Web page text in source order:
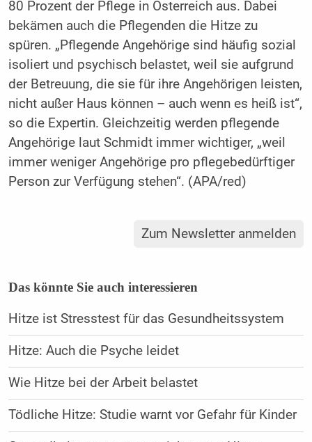
80 Prozent der Pflege in Österreich aus. Dabei
bekämen auch die Pflegenden die Hitze zu
spüren. „Pflegende Angehörige sind häufig sozial
isoliert und psychisch belastet, weil sie aufgrund
der Betreuung, die sie für ihre Angehörigen leisten,
nicht außer Haus können – auch wenn es heiß ist“,
so die Expertin. Gleichzeitig werden pflegende
Angehörige laut Schmidt immer wichtiger, „weil
immer weniger Angehörige pro pflegebedürftiger
Person zur Verfügung stehen“. (APA/red)
Zum Newsletter anmelden
Das könnte Sie auch interessieren
Hitze ist Stresstest für das Gesundheitssystem
Hitze: Auch die Psyche leidet
Wie Hitze bei der Arbeit belastet
Tödliche Hitze: Studie warnt vor Gefahr für Kinder